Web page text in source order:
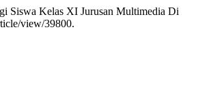
Siswa Kelas XI Jurusan Multimedia Di
view/39800.